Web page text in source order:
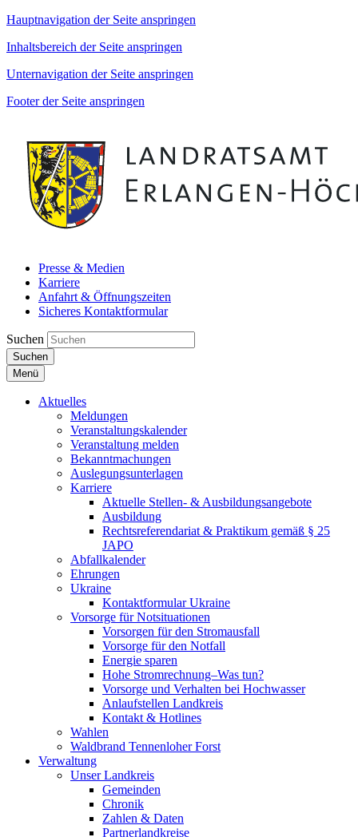
Hauptnavigation der Seite anspringen
Inhaltsbereich der Seite anspringen
Unternavigation der Seite anspringen
Footer der Seite anspringen
Presse & Medien
Karriere
Anfahrt & Öffnungszeiten
Sicheres Kontaktformular
Suchen
Suchen
Menü
Aktuelles
Meldungen
Veranstaltungskalender
Veranstaltung melden
Bekanntmachungen
Auslegungsunterlagen
Karriere
Aktuelle Stellen- & Ausbildungsangebote
Ausbildung
Rechtsreferendariat & Praktikum gemäß § 25
JAPO
Abfallkalender
Ehrungen
Ukraine
Kontaktformular Ukraine
Vorsorge für Notsituationen
Vorsorgen für den Stromausfall
Vorsorge für den Notfall
Energie sparen
Hohe Stromrechnung–Was tun?
Vorsorge und Verhalten bei Hochwasser
Anlaufstellen Landkreis
Kontakt & Hotlines
Wahlen
Waldbrand Tennenloher Forst
Verwaltung
Unser Landkreis
Gemeinden
Chronik
Zahlen & Daten
Partnerlandkreise